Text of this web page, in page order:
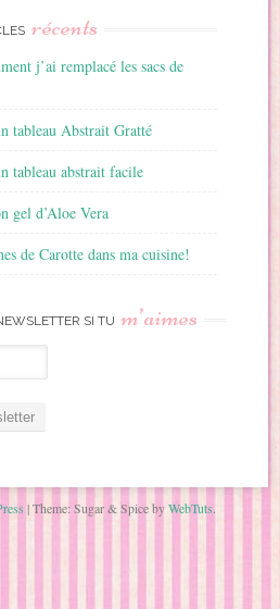
récents
j’ai remplacé les sacs de
tableau Abstrait Gratté
tableau abstrait facile
gel d’Aloe Vera
de Carotte dans ma cuisine!
SI TU m’aimes
|Theme: Sugar & Spice byWebTuts.